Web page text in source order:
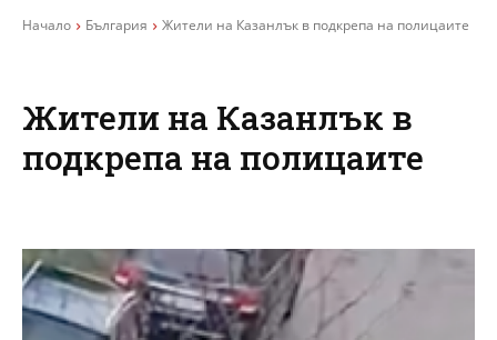
Начало България Жители на Казанлък в подкрепа на полицаите
Жители на Казанлък в
подкрепа на полицаите